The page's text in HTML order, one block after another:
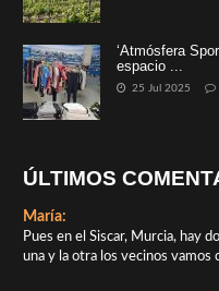
‘Atmósfera
espacio ...
25 Jul 2025
ÚLTIMOS
María:
Pues en el Siscar, Murcia, hay
una y la otra los vecinos vamos